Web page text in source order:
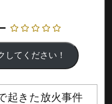
起きた放火事件